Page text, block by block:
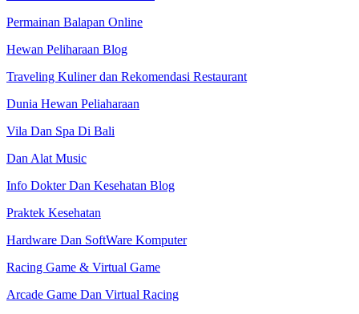
Permainan Balapan Online
Hewan Peliharaan Blog
Traveling Kuliner dan Rekomendasi Restaurant
Dunia Hewan Peliaharaan
Vila Dan Spa Di Bali
Dan Alat Music
Info Dokter Dan Kesehatan Blog
Praktek Kesehatan
Hardware Dan SoftWare Komputer
Racing Game & Virtual Game
Arcade Game Dan Virtual Racing